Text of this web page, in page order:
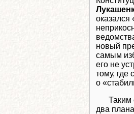
оказался
новый
самым
его не
тому, где
о
Таким
два